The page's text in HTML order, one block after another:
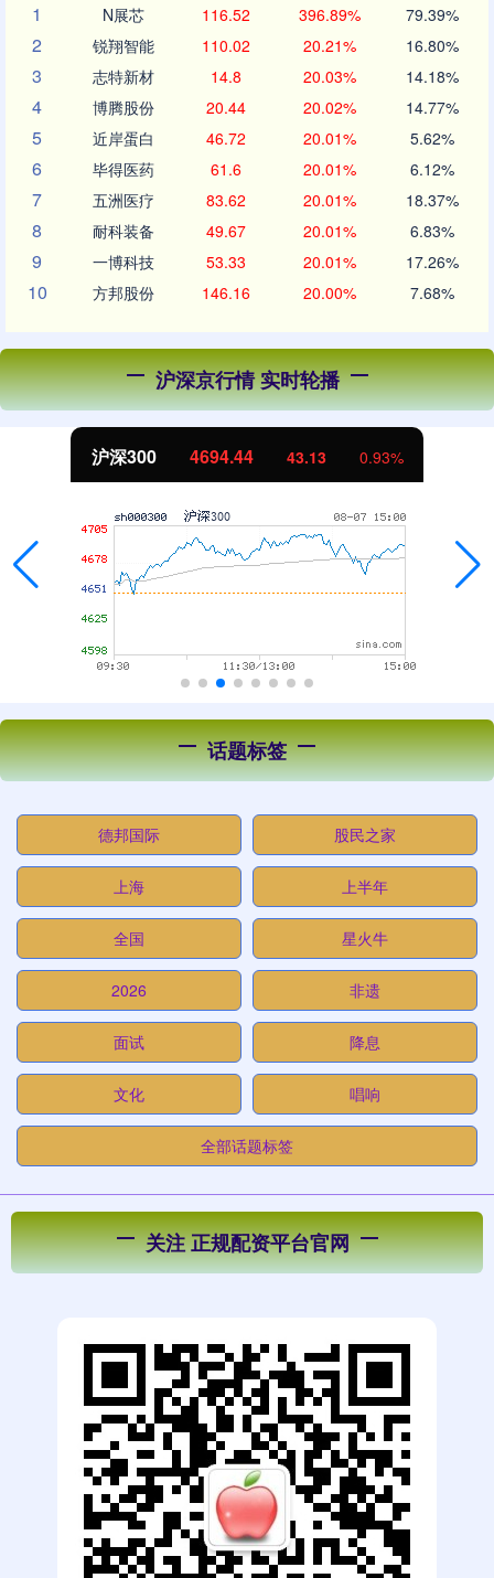
1
N展芯 116.52 396.89% 79.39%
2 锐翔智能 110.02 20.21% 16.80%
3 志特新材 14.8 20.03% 14.18%
4 博腾股份 20.44 20.02% 14.77%
5 近岸蛋白 46.72 20.01% 5.62%
6 毕得医药 61.6 20.01% 6.12%
7 五洲医疗 83.62 20.01% 18.37%
8 耐科装备 49.67 20.01% 6.83%
9 一博科技 53.33 20.01% 17.26%
10 方邦股份 146.16 20.00% 7.68%
沪深京行情 实时轮播
沪深300 4694.44 43.13 0.93%
话题标签
德邦国际 股民之家
上海 上半年
全国 星火牛
2026 非遗
面试 降息
文化 唱响
全部话题标签
关注 正规配资平台官网